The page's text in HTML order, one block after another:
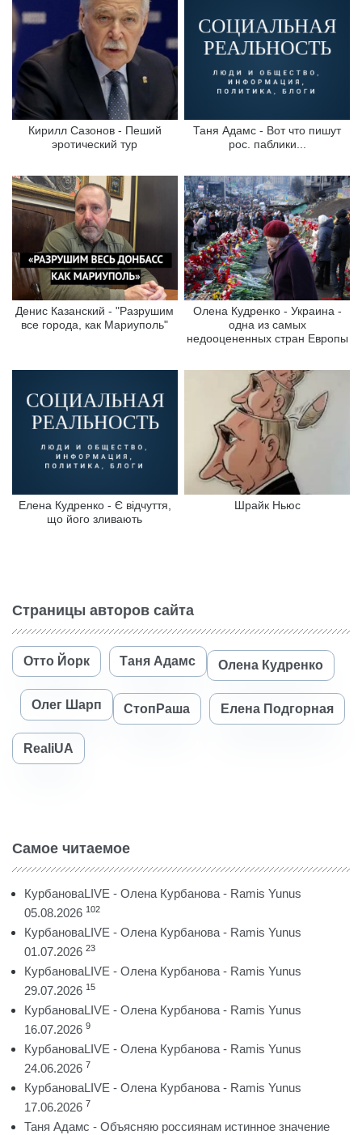
Кирилл Сазонов - Пеший
эротический тур
Таня Адамс - Вот что пишут
рос. паблики...
Денис Казанский - "Разрушим
все города, как Мариуполь"
Олена Кудренко - Украина -
одна из самых
недооцененных стран Европы
Елена Кудренко - Є відчуття,
що його зливають
Шрайк Ньюс
Страницы авторов сайта
Отто Йорк Таня Адамс Олена Кудренко
Олег Шарп СтопРаша Елена Подгорная
RealiUA
Самое читаемое
КурбановаLIVE - Олена Курбанова - Ramis Yunus
05.08.2026 102
КурбановаLIVE - Олена Курбанова - Ramis Yunus
01.07.2026 23
КурбановаLIVE - Олена Курбанова - Ramis Yunus
29.07.2026 15
КурбановаLIVE - Олена Курбанова - Ramis Yunus
16.07.2026 9
КурбановаLIVE - Олена Курбанова - Ramis Yunus
24.06.2026 7
КурбановаLIVE - Олена Курбанова - Ramis Yunus
17.06.2026 7
Таня Адамс - Объясняю россиянам истинное значение